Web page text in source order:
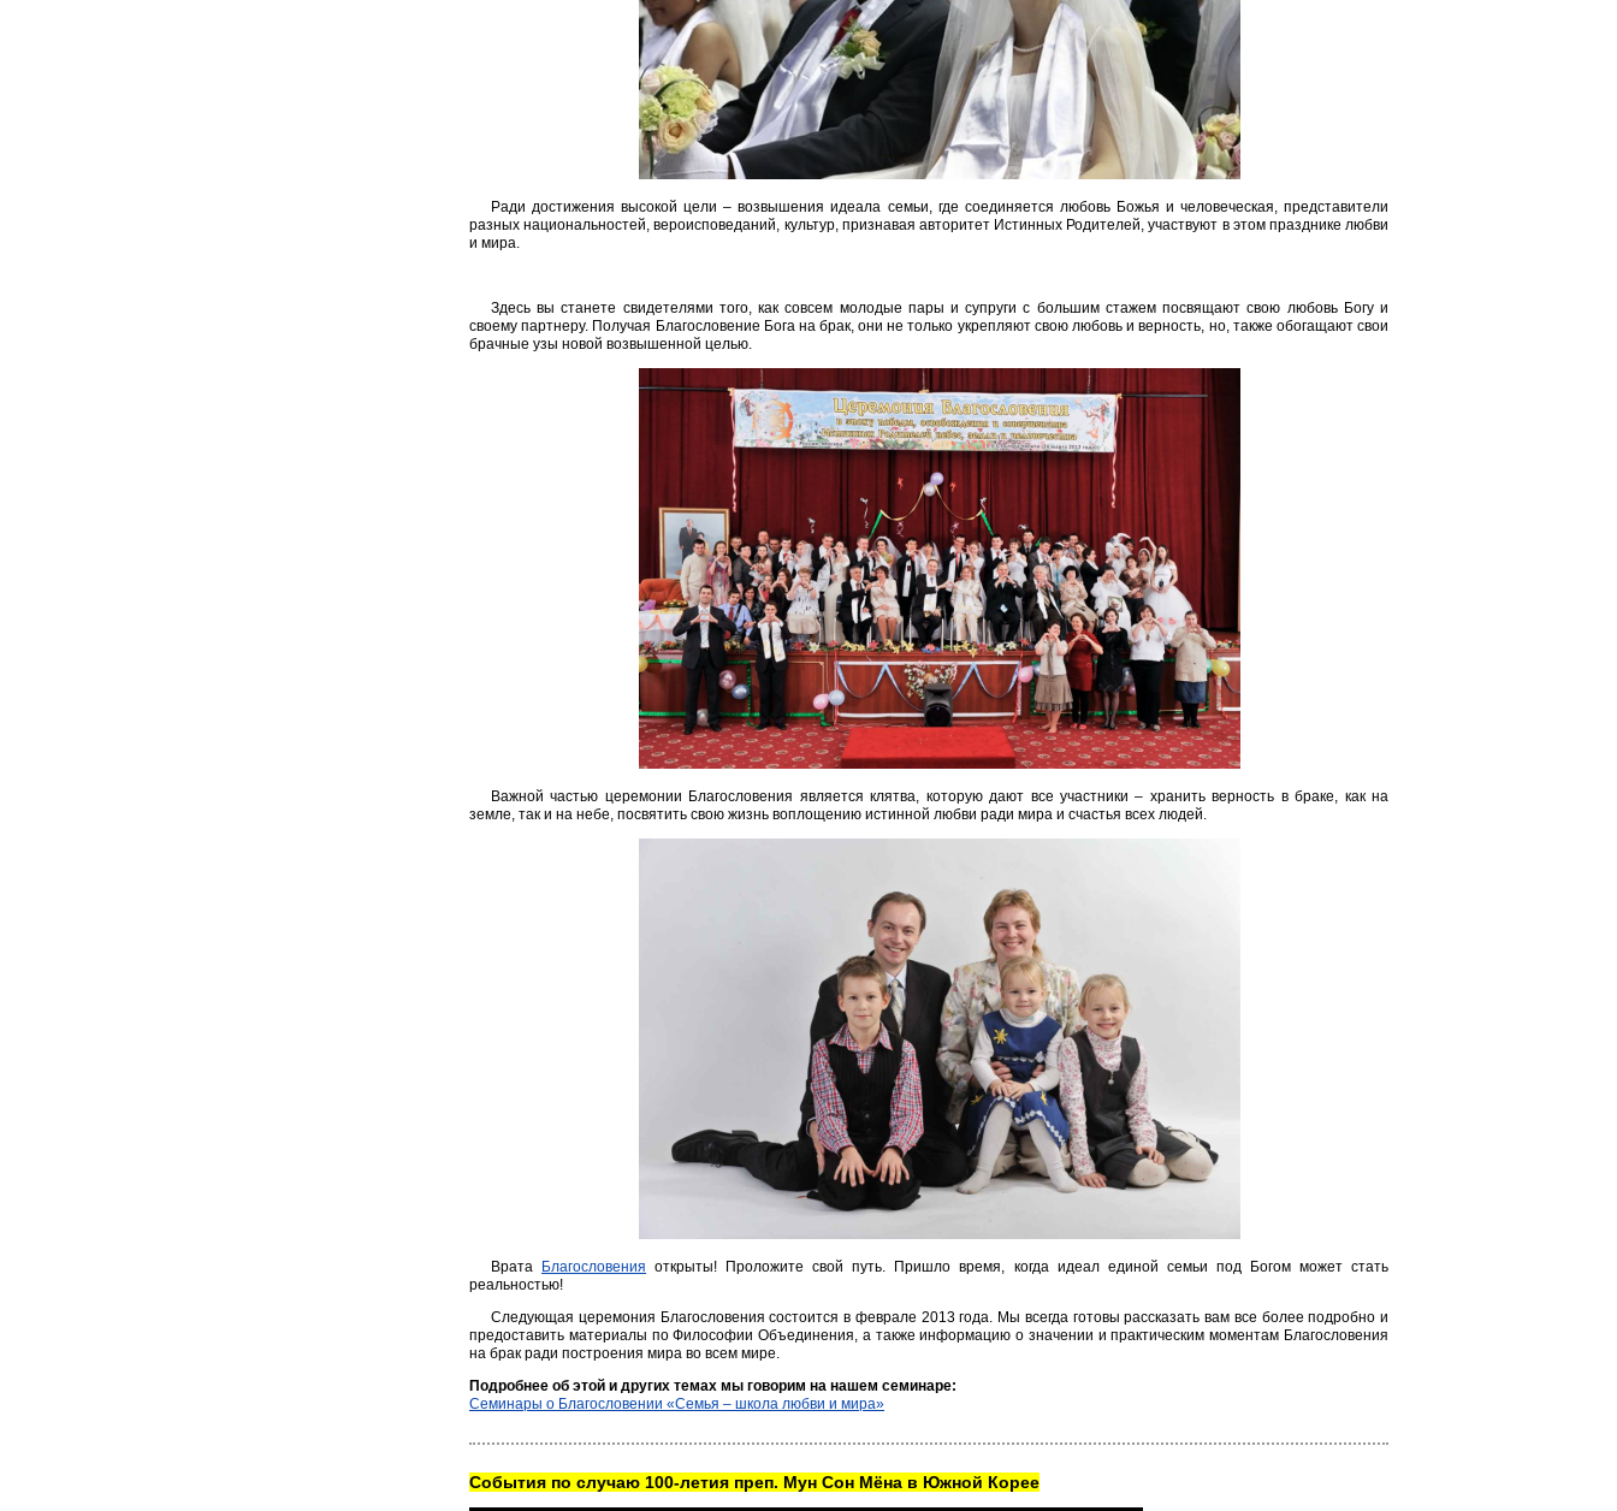
Ради достижения высокой цели – возвышения идеала семьи, где соединяется любовь Божья и человеческая, представители
разных национальностей, вероисповеданий, культур, признавая авторитет Истинных Родителей, участвуют в этом празднике любви
и мира.
Здесь вы станете свидетелями того, как совсем молодые пары и супруги с большим стажем посвящают свою любовь Богу и
своему партнеру. Получая Благословение Бога на брак, они не только укрепляют свою любовь и верность, но, также обогащают свои
брачные узы новой возвышенной целью.
Важной частью церемонии Благословения является клятва, которую дают все участники – хранить верность в браке, как на
земле, так и на небе, посвятить свою жизнь воплощению истинной любви ради мира и счастья всех людей.
Врата Благословения открыты! Проложите свой путь. Пришло время, когда идеал единой семьи под Богом может стать
реальностью!
Следующая церемония Благословения состоится в феврале 2013 года. Мы всегда готовы рассказать вам все более подробно и
предоставить материалы по Философии Объединения, а также информацию о значении и практическим моментам Благословения
на брак ради построения мира во всем мире.
Подробнее об этой и других темах мы говорим на нашем семинаре:
Семинары о Благословении «Семья – школа любви и мира»
Cобытия по случаю 100-летия преп. Мун Сон Мёна в Южной Корее